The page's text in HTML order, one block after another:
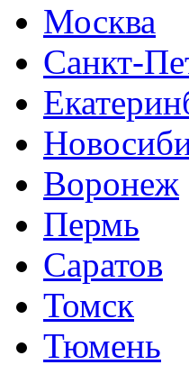
Москва
Санкт-
Воронеж
Пермь
Саратов
Томск
Тюмень